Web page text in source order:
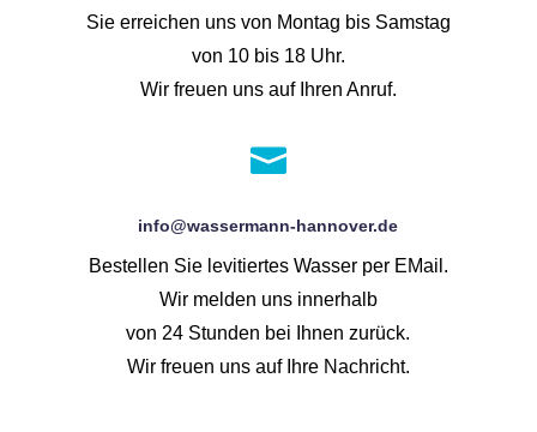
Sie erreichen uns von Montag bis Samstag
von 10 bis 18 Uhr.
Wir freuen uns auf Ihren Anruf.

info@wassermann-hannover.de
Bestellen Sie levitiertes Wasser per EMail.
Wir melden uns innerhalb
von 24 Stunden bei Ihnen zurück.
Wir freuen uns auf Ihre Nachricht.